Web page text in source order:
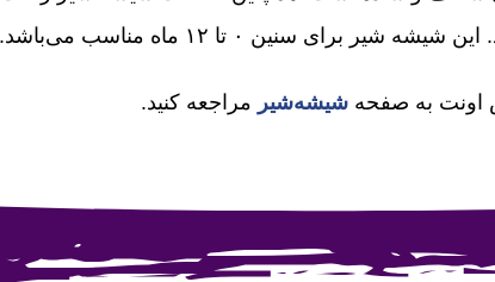
سنین ۰ تا ۱۲ ماه مناسب می‌باشد.
اونت به صفحه شیشه‌شیر مراجعه کنید.